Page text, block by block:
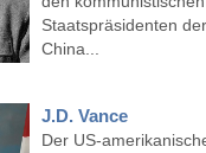
Staatspräsidenten
China...
J.D. Vance
Der US-